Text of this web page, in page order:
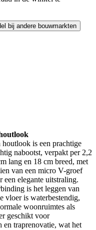
bij andere bouwmarkten
is een prachtige
nabootst, verpakt per 2,2
lang en 18 cm breed, met
van een micro V-groef
een elegante uitstraling.
is het leggen van
vloer is waterbestendig,
woonruimtes als
geschikt voor
traprenovatie, wat het